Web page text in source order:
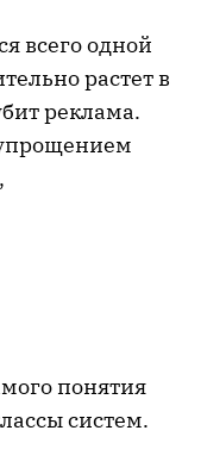
всего одной
растет в
реклама.
упрощением
понятия
систем.